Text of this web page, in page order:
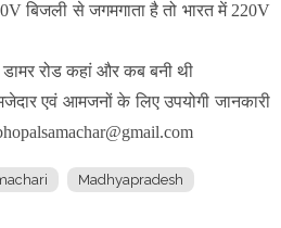
बिजली से जगमगाता है तो भारत में 220V
डामर रोड कहां और कब बनी थी
एवं आमजनों के लिए उपयोगी जानकारी
Madhyapradesh